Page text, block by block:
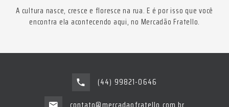
A cultura nasce, cresce e floresce na rua. E é por isso que você
encontra ela acontecendo aqui, no Mercadão Fratello.
(44) 99821-0646